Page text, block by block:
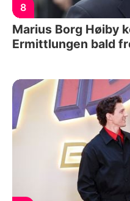
8
Marius Borg Høiby
Ermittlungen bald